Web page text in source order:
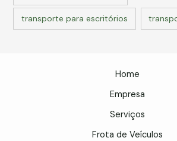
transporte para escritórios
Home
Empresa
Serviços
Frota de Veículos